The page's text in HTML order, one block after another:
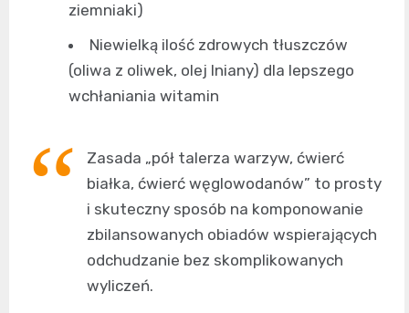
ziemniaki)
Niewielką ilość zdrowych tłuszczów
(oliwa z oliwek, olej lniany) dla lepszego
wchłaniania witamin
Zasada „pół talerza warzyw, ćwierć
białka, ćwierć węglowodanów” to prosty
i skuteczny sposób na komponowanie
zbilansowanych obiadów wspierających
odchudzanie bez skomplikowanych
wyliczeń.